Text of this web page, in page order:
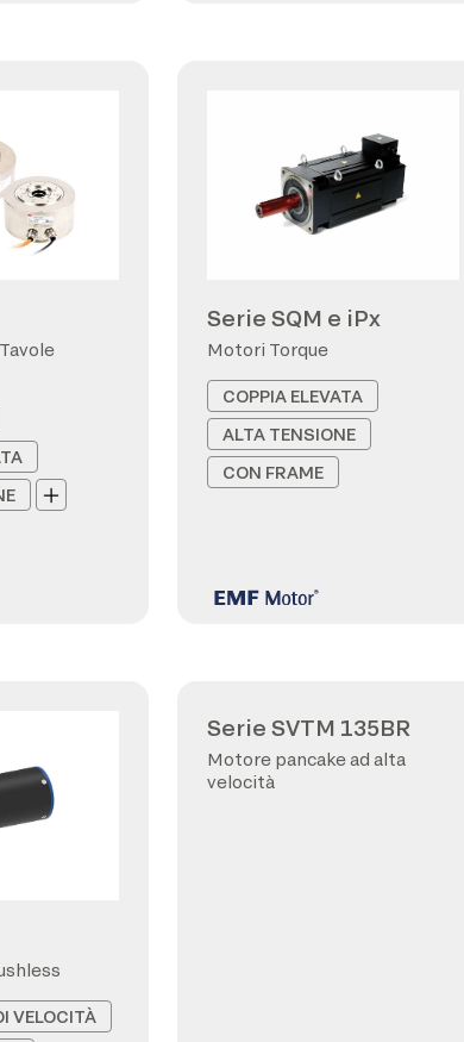
Serie SQM e iPx
Motori Torque
COPPIA ELEVATA
ALTA TENSIONE
CON FRAME
VELOCITÀ
Serie SVTM 135BR
Motore pancake ad alta
velocità